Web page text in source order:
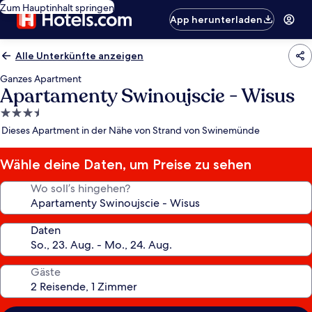
Zum Hauptinhalt springen
App herunterladen
Alle Unterkünfte anzeigen
Ganzes Apartment
Apartamenty Swinoujscie - Wisus
3.5-
Sterne-
Dieses Apartment in der Nähe von Strand von Swinemünde
Wähle deine Daten, um Preise zu sehen
Wo soll’s hingehen?
Daten
Gäste